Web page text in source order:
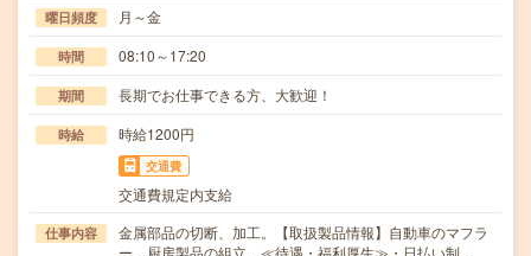
曜日頻度 月～金
時間 08:10～17:20
期間 長期でお仕事できる方、大歓迎！
時給 時給1200円
交通費
交通費規定内支給
仕事内容
金属部品の切断、加工。【取扱製品情報】自動車のマフラ
ー、厨房製品の組立。≪待遇・福利厚生≫・日払い制…